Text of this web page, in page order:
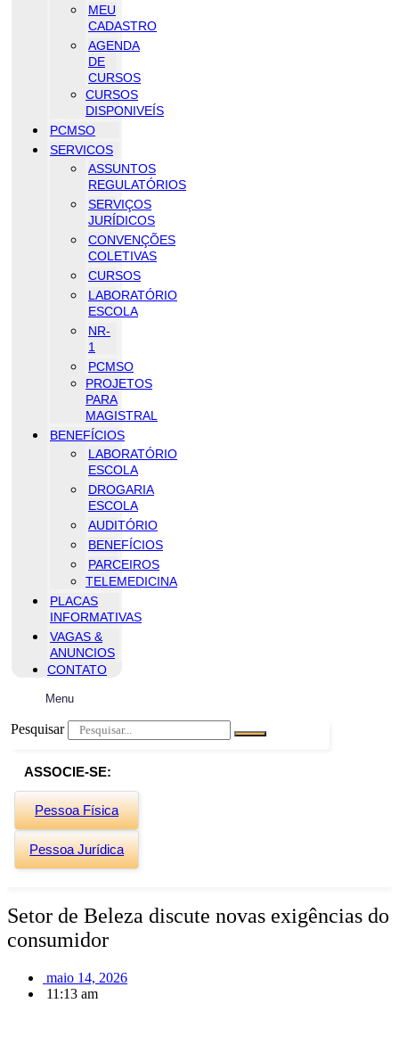
MEU
CADASTRO
AGENDA
DE
CURSOS
CURSOS
DISPONIVEÍS
PCMSO
SERVICOS
ASSUNTOS
REGULATÓRIOS
SERVIÇOS
JURÍDICOS
CONVENÇÕES
COLETIVAS
CURSOS
LABORATÓRIO
ESCOLA
NR-
1
PCMSO
PROJETOS
PARA
MAGISTRAL
BENEFÍCIOS
LABORATÓRIO
ESCOLA
DROGARIA
ESCOLA
AUDITÓRIO
BENEFÍCIOS
PARCEIROS
TELEMEDICINA
PLACAS
INFORMATIVAS
VAGAS &
ANUNCIOS
CONTATO
Menu
Pesquisar
ASSOCIE-SE:
Pessoa Física
Pessoa Jurídica
Setor de Beleza discute novas exigências do
consumidor
maio 14, 2026
11:13 am